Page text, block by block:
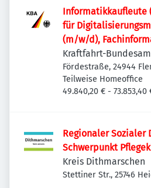
Informatik­kaufleute
für
(m/w/d),
Fachinformatiker
vergleichbare IT-
Leitstand im
Kraftfahrt-
Fördestraße, 24944
Deutschland
Teilweise Homeoffice
49.840,20 € - 73.853,40
Regionaler Sozialer
Schwerpunkt
Kreis Dithmarschen
Stettiner Str., 25746